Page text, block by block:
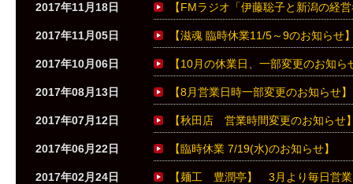
2017年11月18日 【FMラジオ「伊藤聡子と新潟の経
2017年11月05日 【滋魂 臨時休業11/5～9のお知らせ
2017年10月06日 【10月の休業日、一部変更のお知ら
2017年08月13日 【8月営業日時一部変更のお知らせ】
2017年07月12日 【秋田店 営業時間変更のお知らせ
2017年06月22日 【臨時休業 7/19(水)のお知らせ】
2017年02月24日 【麺工 豊潤亭】 3月より毎日営業